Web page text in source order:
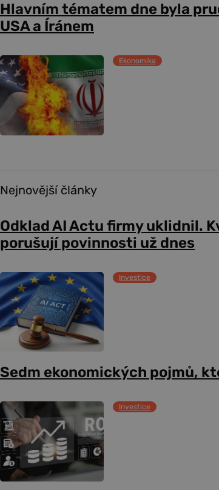
Hlavním tématem dne byla
USA a Íránem
Ekonomika
Nejnovější články
Odklad AI Actu firmy uklidnil.
porušují povinnosti už dnes
Investice
Sedm ekonomických pojmů,
Investice